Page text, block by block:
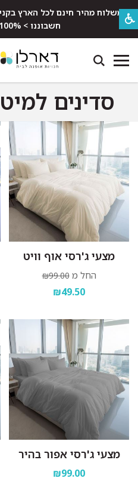
חשבוננו > 100% שביעות רצון
סדינים
מצעי ג'רסי אוף וויט
החל מ ₪99.00
₪49.50
מצעי ג'רסי אפור בהיר
₪99.00